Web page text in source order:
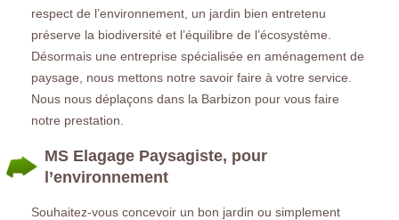
respect de l’environnement, un jardin bien entretenu
préserve la biodiversité et l’équilibre de l’écosystème.
Désormais une entreprise spécialisée en aménagement de
paysage, nous mettons notre savoir faire à votre service.
Nous nous déplaçons dans la Barbizon pour vous faire
notre prestation.
MS Elagage Paysagiste, pour
l’environnement
Souhaitez-vous concevoir un bon jardin ou simplement